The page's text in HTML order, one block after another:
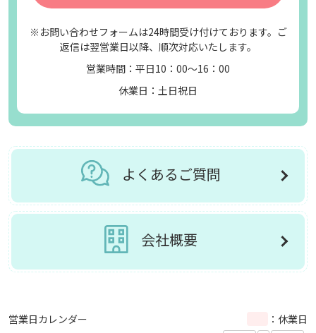
※お問い合わせフォームは24時間受け付けております。ご
返信は翌営業日以降、順次対応いたします。
営業時間：平日10：00～16：00
休業日：土日祝日
よくあるご質問
会社概要
営業日カレンダー ：休業日